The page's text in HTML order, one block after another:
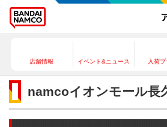
店舗情報 イベント&ニュース 入荷
namcoイオンモール長